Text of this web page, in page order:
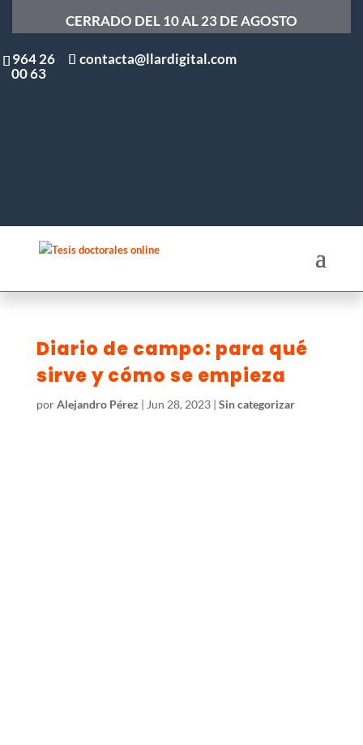
CERRADO DEL 10 AL 23 DE AGOSTO
964 26
00 63
contacta@llardigital.com
Diario de campo: para qué
sirve y cómo se empieza
porAlejandro Pérez | Jun 28, 2023| Sin categorizar